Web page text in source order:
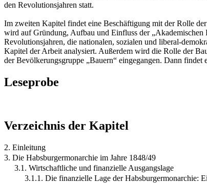
den Revolutionsjahren statt.
Im zweiten Kapitel findet eine Beschäftigung mit der Rolle
wird auf Gründung, Aufbau und Einfluss der „Akademischen
Revolutionsjahren, die nationalen, sozialen und liberal-
Kapitel der Arbeit analysiert. Außerdem wird die Rolle der
der Bevölkerungsgruppe „Bauern“ eingegangen. Dann
Leseprobe
Verzeichnis der Kapitel
2. Einleitung
3. Die Habsburgermonarchie im Jahre 1848/49
3.1. Wirtschaftliche und finanzielle Ausgangslage
3.1.1. Die finanzielle Lage der Habsburgermonarchie: